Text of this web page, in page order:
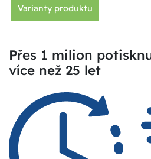
Varianty produktu
Přes 1 milion
více než 25 let